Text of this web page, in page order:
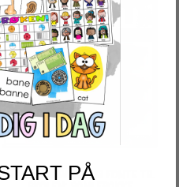
TF FONTUNIVERS | 13 FONTE TIL
PÅ